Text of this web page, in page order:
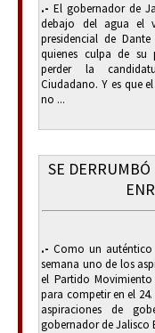
.- El gobernador de
debajo del agua el
presidencial de
quienes culpa de su
perder la
Ciudadano. Y es que
no ...
SE
.- Como un auténtico
semana uno de los
el Partido
para competir en el
aspiraciones de
gobernador de Jalisco